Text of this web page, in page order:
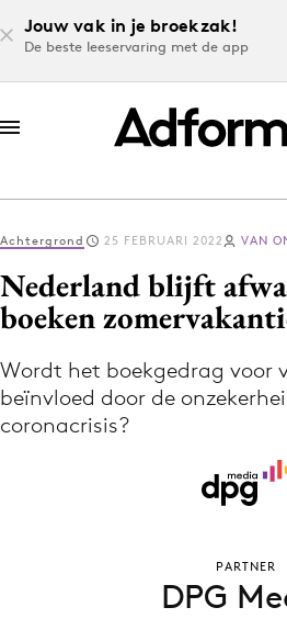
Jouw vak in je broekzak!
De beste leeservaring met de app
Log in
Volg het laatste nieuws
Nieuws
Achtergrond 25 FEBRUARI 2022 VAN
Nederland blijft
boeken
Wordt het boekgedrag voor
beïnvloed door de
coronacrisis?
PARTNER
DPG